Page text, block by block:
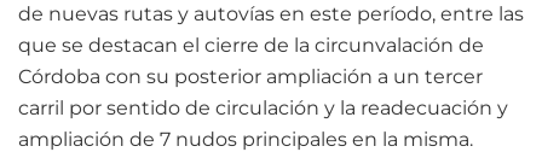
de nuevas rutas y autovías en este período, entre las
que se destacan el cierre de la circunvalación de
Córdoba con su posterior ampliación a un tercer
carril por sentido de circulación y la readecuación y
ampliación de 7 nudos principales en la misma.